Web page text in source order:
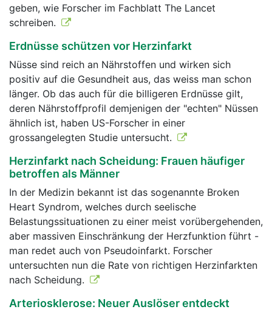
geben, wie Forscher im Fachblatt The Lancet
schreiben.
Erdnüsse schützen vor Herzinfarkt
Nüsse sind reich an Nährstoffen und wirken sich
positiv auf die Gesundheit aus, das weiss man schon
länger. Ob das auch für die billigeren Erdnüsse gilt,
deren Nährstoffprofil demjenigen der "echten" Nüssen
ähnlich ist, haben US-Forscher in einer
grossangelegten Studie untersucht.
Herzinfarkt nach Scheidung: Frauen häufiger
betroffen als Männer
In der Medizin bekannt ist das sogenannte Broken
Heart Syndrom, welches durch seelische
Belastungssituationen zu einer meist vorübergehenden,
aber massiven Einschränkung der Herzfunktion führt -
man redet auch von Pseudoinfarkt. Forscher
untersuchten nun die Rate von richtigen Herzinfarkten
nach Scheidung.
Arteriosklerose: Neuer Auslöser entdeckt